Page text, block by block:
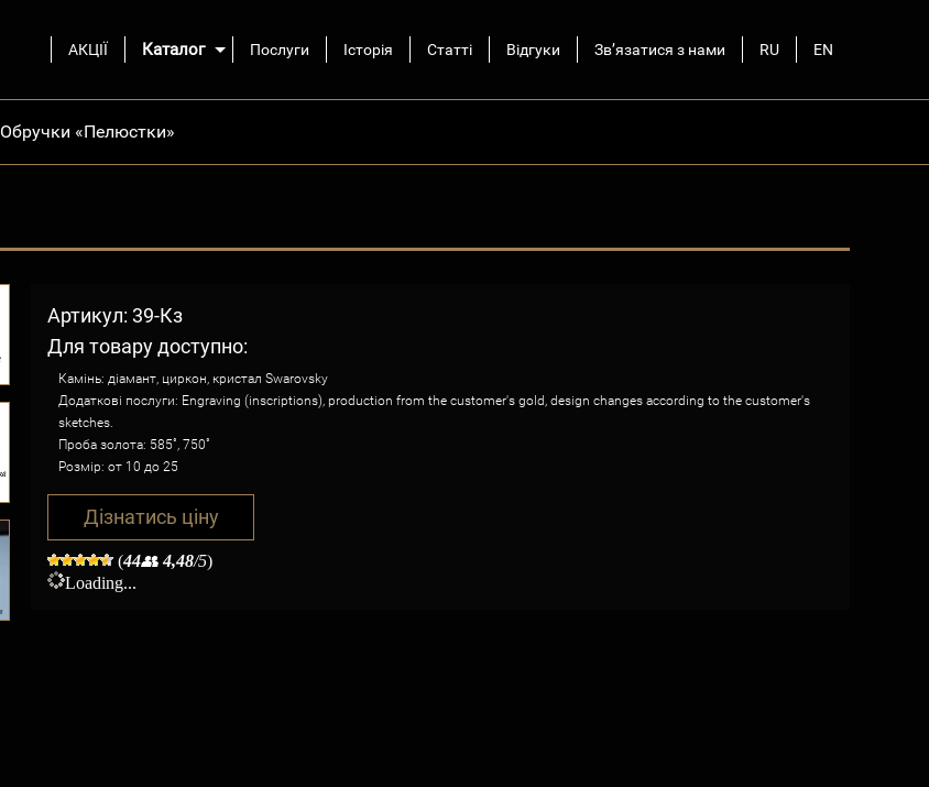
АКЦІЇ Каталог Послуги Історія Статті Відгуки Зв’язатися з нами RU EN
Обручки «Пелюстки»
Артикул: 39-Кз
Для товару доступно:
Камінь: діамант, циркон, кристал Swarovsky
Додаткові послуги: Engraving (inscriptions), production from the customer's gold, design changes according to the customer's
sketches.
Проба золота: 585˚, 750˚
Розмір: от 10 до 25
Дізнатись ціну
(44👥4,48/5)
Loading...